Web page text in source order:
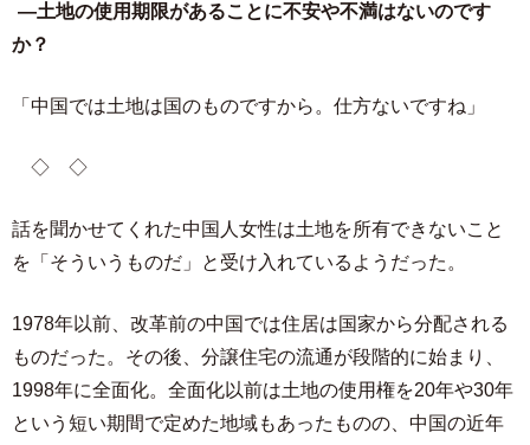
―土地の使用期限があることに不安や不満はないのです
か？
「中国では土地は国のものですから。仕方ないですね」
◇ ◇
話を聞かせてくれた中国人女性は土地を所有できないこと
を「そういうものだ」と受け入れているようだった。
1978年以前、改革前の中国では住居は国家から分配される
ものだった。その後、分譲住宅の流通が段階的に始まり、
1998年に全面化。全面化以前は土地の使用権を20年や30年
という短い期間で定めた地域もあったものの、中国の近年